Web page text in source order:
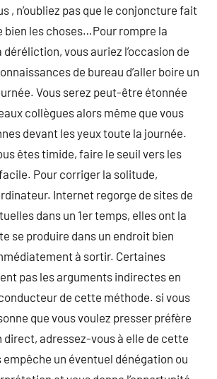
, n’oubliez pas que le conjoncture fait
bien les choses…Pour rompre la
vous auriez l’occasion de
de bureau d’aller boire un
Vous serez peut-être étonnée
collègues alors même que vous
devant les yeux toute la journée.
êtes timide, faire le seuil vers les
Pour corriger la solitude,
Internet regorge de sites de
dans un 1er temps, elles ont la
se produire dans un endroit bien
à sortir. Certaines
pas les arguments indirectes en
de cette méthode. si vous
que vous voulez presser préfère
direct, adressez-vous à elle de cette
empêche un éventuel dénégation ou